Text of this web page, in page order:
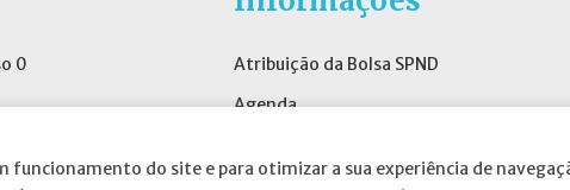
funcionamento do site e para otimizar a sua experiência de
0
Atribuição da Bolsa SPND
Agenda